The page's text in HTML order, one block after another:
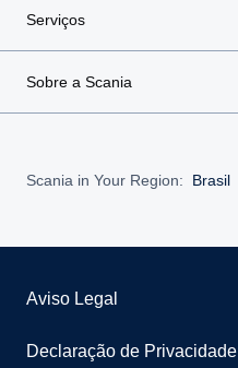
Serviços
Sobre a Scania
Scania in Your Region: Brasil
Aviso Legal
Declaração de Privacidade